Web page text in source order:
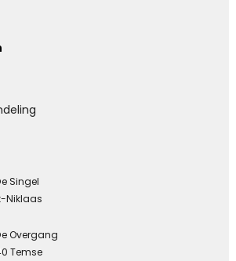
Singel
Niklaas
Overgang
Temse